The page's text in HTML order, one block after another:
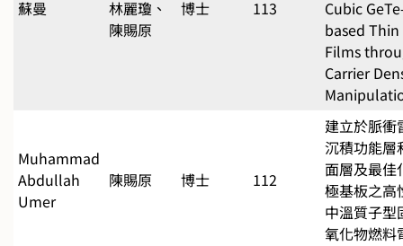
蘇曼
林麗瓊、
陳賜原
博士 113
Cubic
based Thin
Films
Carrier
Muhammad
Abdullah
Umer
陳賜原 博士 112
建立於脈衝
沉積功能層
面層及最佳
極基板之高
中溫質子型
氧化物燃料